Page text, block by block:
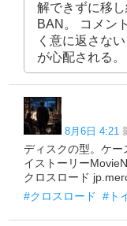
解できずに移
BAN。 コメン
く意に返さな
が心配される。
8月6日 4:21
ディスクの型。ケー
イストーリー
クロスロード
#クロスロード
#ト